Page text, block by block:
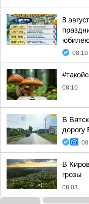
8
08:10
08:10
В
дорогу
В
грозы
08:03